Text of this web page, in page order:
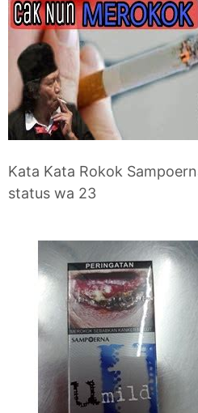
Kata Kata Rokok
status wa 23